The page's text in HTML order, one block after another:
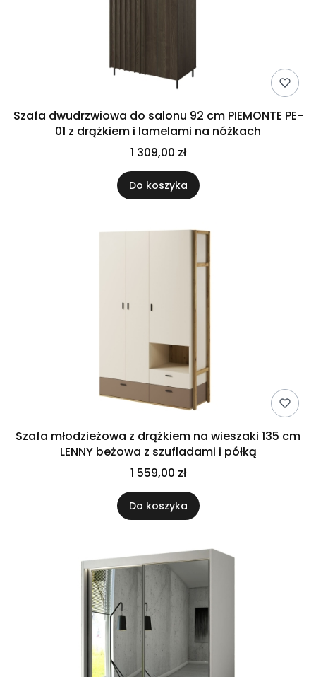
Szafa dwudrzwiowa do salonu 92 cm PIEMONTE PE-
01 z drążkiem i lamelami na nóżkach
1 309,00 zł
Do koszyka
Szafa młodzieżowa z drążkiem na wieszaki 135 cm
LENNY beżowa z szufladami i półką
1 559,00 zł
Do koszyka